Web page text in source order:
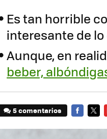
Es tan horrible
interesante de
Aunque, en
beber,
5 comentarios